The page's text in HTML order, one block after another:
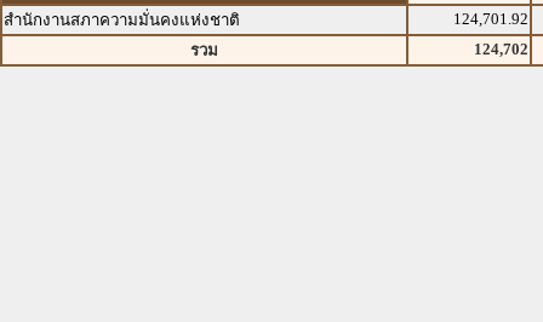
สำนักงานสภาความมั่นคงแห่งชาติ
124,701.92
รวม
124,702